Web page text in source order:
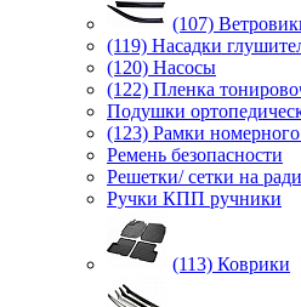
(107)
(119) Насадки
(120) Насосы
(122) Пленка
Подушки
(123) Рамки номерного
Ремень безопасности
Решетки/ сетки на
Ручки КПП ручники
(113) Коврики